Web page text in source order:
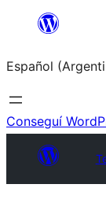
Saltar
contenido
Español
Conseguí